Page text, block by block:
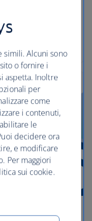
prova gratuita
simili. Alcuni sono
o fornire i
aspetta. Inoltre
per
come
i contenuti,
le
decidere ora
e modificare
Per maggiori
sui cookie.